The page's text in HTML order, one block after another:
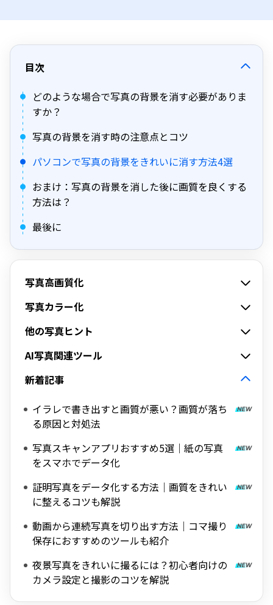
目次
どのような場合で写真の背景を消す必要がありま
すか？
写真の背景を消す時の注意点とコツ
パソコンで写真の背景をきれいに消す方法4選
おまけ：写真の背景を消した後に画質を良くする
方法は？
最後に
写真高画質化
写真カラー化
他の写真ヒント
AI写真関連ツール
新着記事
イラレで書き出すと画質が悪い？画質が落ち
る原因と対処法
写真スキャンアプリおすすめ5選｜紙の写真
をスマホでデータ化
証明写真をデータ化する方法｜画質をきれい
に整えるコツも解説
動画から連続写真を切り出す方法｜コマ撮り
保存におすすめのツールも紹介
夜景写真をきれいに撮るには？初心者向けの
カメラ設定と撮影のコツを解説